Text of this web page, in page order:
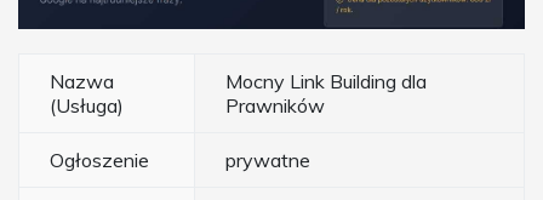
Nazwa
(Usługa)
Mocny Link Building dla
Prawników
Ogłoszenie prywatne